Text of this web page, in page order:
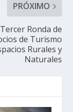
PRÓXIMO
Tercer Ronda de
de Turismo
Rurales y
Naturales